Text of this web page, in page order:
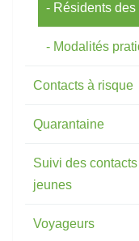
Résidents
Modalités
Contacts à risque
Quarantaine
Suivi des
jeunes
Voyageurs